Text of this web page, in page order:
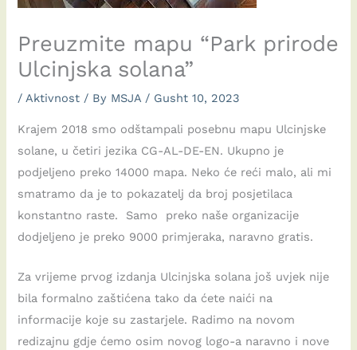
Preuzmite mapu “Park prirode
Ulcinjska solana”
/Aktivnost / By MSJA / Gusht 10, 2023
Krajem 2018 smo odštampali posebnu mapu Ulcinjske
solane, u četiri jezika CG-AL-DE-EN. Ukupno je
podjeljeno preko 14000 mapa. Neko će reći malo, ali mi
smatramo da je to pokazatelj da broj posjetilaca
konstantno raste. Samo preko naše organizacije
dodjeljeno je preko 9000 primjeraka, naravno gratis.
Za vrijeme prvog izdanja Ulcinjska solana još uvjek nije
bila formalno zaštićena tako da ćete naići na
informacije koje su zastarjele. Radimo na novom
redizajnu gdje ćemo osim novog logo-a naravno i nove